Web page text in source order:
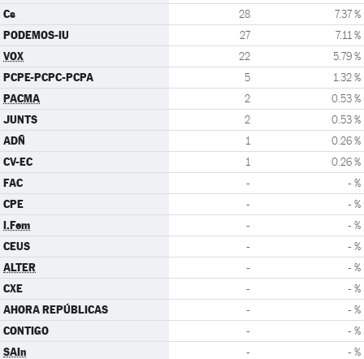
Cs 28 7.37 %
PODEMOS-IU 27 7.11 %
VOX 22 5.79 %
PCPE-PCPC-PCPA 5 1.32 %
PACMA 2 0.53 %
JUNTS 2 0.53 %
ADÑ 1 0.26 %
CV-EC 1 0.26 %
FAC - - %
CPE - - %
I.Fem - - %
CEUS - - %
ALTER - - %
CXE - - %
AHORA REPÚBLICAS - - %
CONTIGO - - %
SAIn - - %